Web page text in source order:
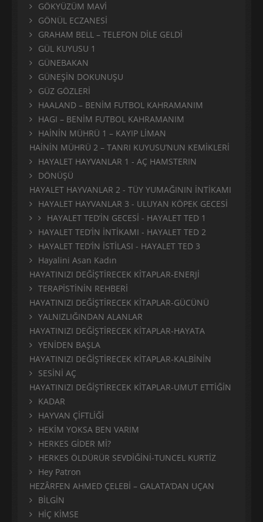
GÖKYÜZÜM MAVİ
GÖNÜL ECZANESİ
GRAHAM BELL – TELEFON DİLE GELDİ
GÜL KUYUSU 1
GÜNEBAKAN
GÜNEŞİN DOKUNUŞU
GÜZ GÖZLERİ
HAALAND – BENİM FUTBOL KAHRAMANIM
HAGI – BENİM FUTBOL KAHRAMANIM
HAİNİN MÜHRÜ 1 – KAYIP LİMAN
HAİNİN MÜHRÜ 2 – TANRI KUYUSU’NUN KEMİKLERİ
HAYALET HAYVANLAR 1 - AÇ HAMSTERIN
DÖNÜŞÜ
HAYALET HAYVANLAR 2 - TÜY YUMAĞININ İNTİKAMI
HAYALET HAYVANLAR 3 - ULUYAN KÖPEK GECESİ
HAYALET TED’İN GECESİ - HAYALET TED 1
HAYALET TED’İN İNTİKAMI - HAYALET TED 2
HAYALET TED’İN İSTİLASI - HAYALET TED 3
Hayalini Asan Kadın
HAYATINIZI DEĞİŞTİRECEK KİTAPLAR-ENERJİ
TERAPİSTİNİN REHBERİ
HAYATINIZI DEĞİŞTİRECEK KİTAPLAR-GÜCÜNÜ
YALNIZLIĞINDAN ALANLAR
HAYATINIZI DEĞİŞTİRECEK KİTAPLAR-HAYATA
YENİDEN BAŞLA
HAYATINIZI DEĞİŞTİRECEK KİTAPLAR-KALBİNİN
SESİNİ AÇ
HAYATINIZI DEĞİŞTİRECEK KİTAPLAR-UMUT ETTİĞİN
KADAR
HAYVAN ÇİFTLİĞİ
HEKİM YOKSA BEN VARIM
HERKES GİDER Mİ?
HERKES ÖLDÜRÜR SEVDİĞİNİ-TUNCEL KURTİZ
Hey Patron
HEZÂRFEN AHMED ÇELEBİ – GALATA’DAN UÇAN
BİLGİN
HİÇ KİMSE